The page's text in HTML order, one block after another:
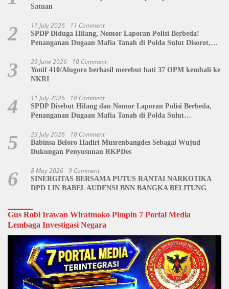
Satuan
2 11 July 2026 11 Comment
SPDP Diduga Hilang, Nomor Laporan Polisi Berbeda!
Penanganan Dugaan Mafia Tanah di Polda Sulut Disorot,
3 29 June 2026 10 Comment
Yonif 410/Alugoro berhasil merebut hati 37 OPM kembali ke
NKRI
4 11 July 2026 10 Comment
SPDP Disebut Hilang dan Nomor Laporan Polisi Berbeda,
Penanganan Dugaan Mafia Tanah di Polda Sulut
5 23 July 2026 10 Comment
Babinsa Beloro Hadiri Musrenbangdes Sebagai Wujud
Dukungan Penyusunan RKPDes
6 8 May 2026 9 Comment
SINERGITAS BERSAMA PUTUS RANTAI NARKOTIKA
DPD LIN BABEL AUDENSI BNN BANGKA BELITUNG
Gus Robi Irawan Wiratmoko Pimpin 7 Portal Media
Lembaga Investigasi Negara
Video
Player